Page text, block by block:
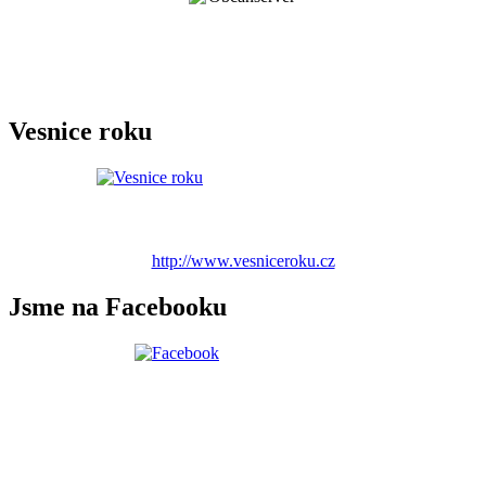
Vesnice roku
http://www.vesniceroku.cz
Jsme na Facebooku